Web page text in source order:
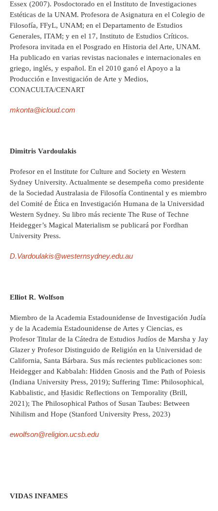
Essex (2007). Posdoctorado en el Instituto de Investigaciones
Estéticas de la UNAM. Profesora de Asignatura en el Colegio de
Filosofía, FFyL, UNAM; en el Departamento de Estudios
Generales, ITAM; y en el 17, Instituto de Estudios Críticos.
Profesora invitada en el Posgrado en Historia del Arte, UNAM.
Ha publicado en varias revistas nacionales e internacionales en
griego, inglés, y español. En el 2010 ganó el Apoyo a la
Producción e Investigación de Arte y Medios,
CONACULTA/CENART
mkonta@icloud.com
Dimitris Vardoulakis
Profesor en el Institute for Culture and Society en Western
Sydney University. Actualmente se desempeña como presidente
de la Sociedad Australasia de Filosofía Continental y es miembro
del Comité de Ética en Investigación Humana de la Universidad
Western Sydney. Su libro más reciente The Ruse of Techne
Heidegger’s Magical Materialism se publicará por Fordhan
University Press.
D.Vardoulakis@westernsydney.edu.au
Elliot R. Wolfson
Miembro de la Academia Estadounidense de Investigación Judía
y de la Academia Estadounidense de Artes y Ciencias, es
Profesor Titular de la Cátedra de Estudios Judíos de Marsha y Jay
Glazer y Profesor Distinguido de Religión en la Universidad de
California, Santa Bárbara. Sus más recientes publicaciones son:
Heidegger and Kabbalah: Hidden Gnosis and the Path of Poiesis
(Indiana University Press, 2019); Suffering Time: Philosophical,
Kabbalistic, and Ḥasidic Reflections on Temporality (Brill,
2021); The Philosophical Pathos of Susan Taubes: Between
Nihilism and Hope (Stanford University Press, 2023)
ewolfson@religion.ucsb.edu
VIDAS INFAMES